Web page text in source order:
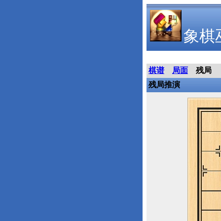
象棋
棋谱 局面
残局
残局推演